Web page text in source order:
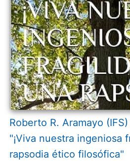
Roberto R. Aramayo
"¡Viva nuestra ingeniosa
rapsodia ético filosófica"